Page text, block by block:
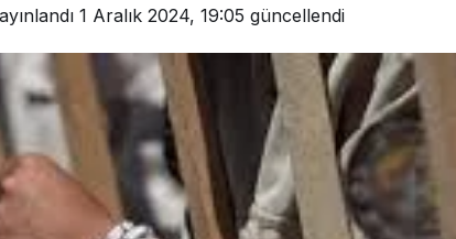
1 Aralık 2024, 19:05 güncellendi